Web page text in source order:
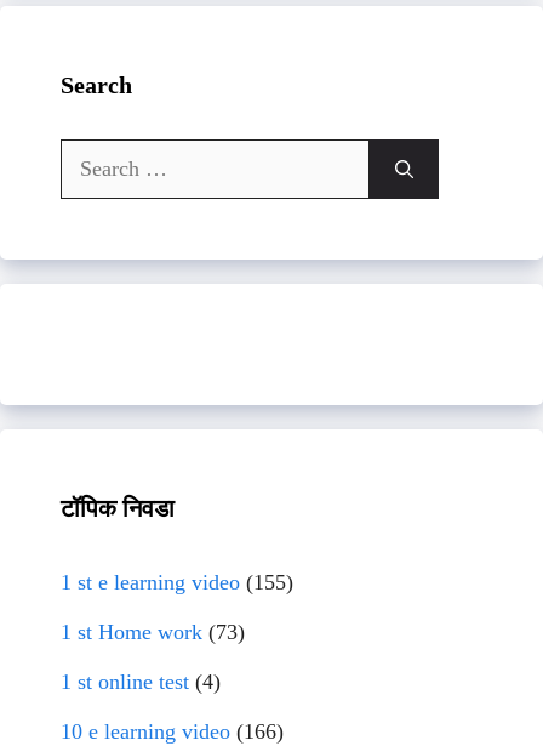
Search
Search
for:
टॉपिक निवडा
1 st e learning video (155)
1 st Home work (73)
1 st online test (4)
10 e learning video (166)